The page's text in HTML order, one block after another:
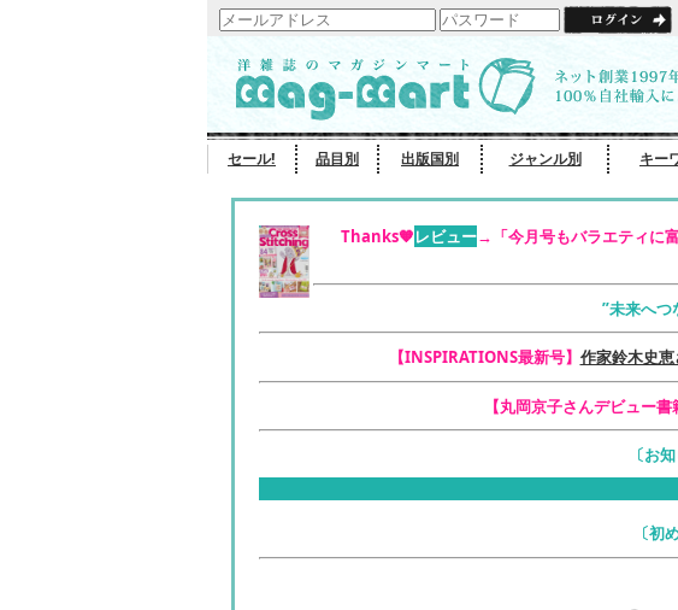
セール! 品目別 出版国別 ジャンル別 キー
Thanks🧡レビュー→「今月号もバラエティに
”未来へつ
【INSPIRATIONS最新号】 作家鈴木史
【丸岡京子さんデビュー書
〔お
〔初